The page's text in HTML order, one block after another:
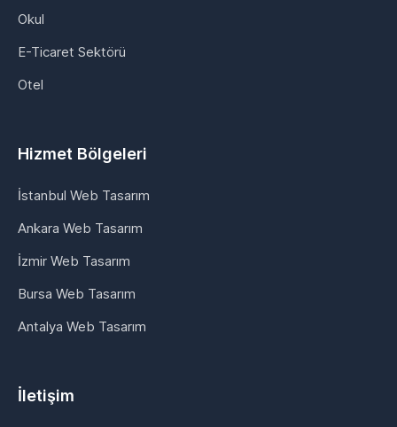
Okul
E-Ticaret Sektörü
Otel
Hizmet Bölgeleri
İstanbul Web Tasarım
Ankara Web Tasarım
İzmir Web Tasarım
Bursa Web Tasarım
Antalya Web Tasarım
İletişim